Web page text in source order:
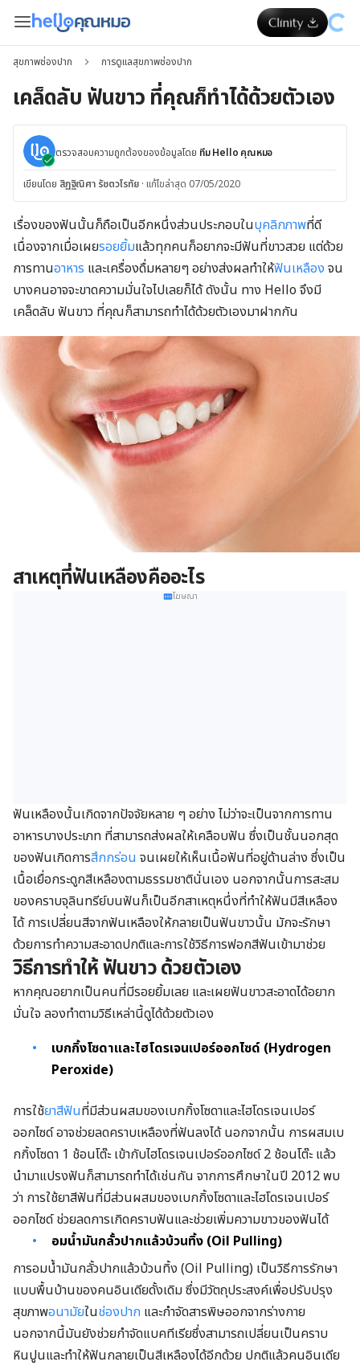
สุขภาพช่องปาก การดูแลสุขภาพช่องปาก
เคล็ดลับ ฟันขาว ที่คุณก็ทำได้ด้วยตัวเอง
ตรวจสอบความถูกต้องของข้อมูลโดย ทีม Hello คุณหมอ
เขียนโดย สิฏฐิณิศา รัชตวโรทัย · แก้ไขล่าสุด 07/05/2020
เรื่องของฟันนั้นก็ถือเป็นอีกหนึ่งส่วนประกอบในบุคลิกภาพที่ดี
เนื่องจากเมื่อเผยรอยยิ้มแล้วทุกคนก็อยากจะมีฟันที่ขาวสวย แต่ด้วย
การทานอาหาร และเครื่องดื่มหลายๆ อย่างส่งผลทำให้ฟันเหลือง จน
บางคนอาจจะขาดความมั่นใจไปเลยก็ได้ ดังนั้น ทาง Hello จึงมี
เคล็ดลับ ฟันขาว ที่คุณก็สามารถทำได้ด้วยตัวเองมาฝากกัน
สาเหตุที่ฟันเหลืองคืออะไร
โฆษณา
ฟันเหลืองนั้นเกิดจากปัจจัยหลาย ๆ อย่าง ไม่ว่าจะเป็นจากการทาน
อาหารบางประเภท ที่สามารถส่งผลให้เคลือบฟัน ซึ่งเป็นชั้นนอกสุด
ของฟันเกิดการสึกกร่อน จนเผยให้เห็นเนื้อฟันที่อยู่ด้านล่าง ซึ่งเป็น
เนื้อเยื่อกระดูกสีเหลืองตามธรรมชาตินั่นเอง นอกจากนั้นการสะสม
ของคราบจุลินทรีย์บนฟันก็เป็นอีกสาเหตุหนึ่งที่ทำให้ฟันมีสีเหลือง
ได้ การเปลี่ยนสีจากฟันเหลืองให้กลายเป็นฟันขาวนั้น มักจะรักษา
ด้วยการทำความสะอาดปกติและการใช้วิธีการฟอกสีฟันเข้ามาช่วย
วิธีการทำให้ ฟันขาว ด้วยตัวเอง
หากคุณอยากเป็นคนที่มีรอยยิ้มเลย และเผยฟันขาวสะอาดได้อยาก
มั่นใจ ลองทำตามวิธีเหล่านี้ดูได้ด้วยตัวเอง
เบกกิ้งโซดาและไฮโดรเจนเปอร์ออกไซด์ (Hydrogen
Peroxide)
การใช้ยาสีฟันที่มีส่วนผสมของเบกกิ้งโซดาและไฮโดรเจนเปอร์
ออกไซด์ อาจช่วยลดคราบเหลืองที่ฟันลงได้ นอกจากนั้น การผสมเบ
กกิ้งโซดา 1 ช้อนโต๊ะ เข้ากับไฮโดรเจนเปอร์ออกไซด์ 2 ช้อนโต๊ะ แล้ว
นำมาแปรงฟันก็สามารถทำได้เช่นกัน จากการศึกษาในปี 2012 พบ
ว่า การใช้ยาสีฟันที่มีส่วนผสมของเบกกิ้งโซดาและไฮโดรเจนเปอร์
ออกไซด์ ช่วยลดการเกิดคราบฟันและช่วยเพิ่มความขาวของฟันได้
อมน้ำมันกลั้วปากแล้วบ้วนทิ้ง (Oil Pulling)
การอมน้ำมันกลั้วปากแล้วบ้วนทิ้ง (Oil Pulling) เป็นวิธีการรักษา
แบบพื้นบ้านของคนอินเดียดั้งเดิม ซึ่งมีวัตถุประสงค์เพื่อปรับปรุง
สุขภาพอนามัยในช่องปาก และกำจัดสารพิษออกจากร่างกาย
นอกจากนี้มันยังช่วยกำจัดแบคทีเรียซึ่งสามารถเปลี่ยนเป็นคราบ
หินปูนและทำให้ฟันกลายเป็นสีเหลืองได้อีกด้วย ปกติแล้วคนอินเดีย